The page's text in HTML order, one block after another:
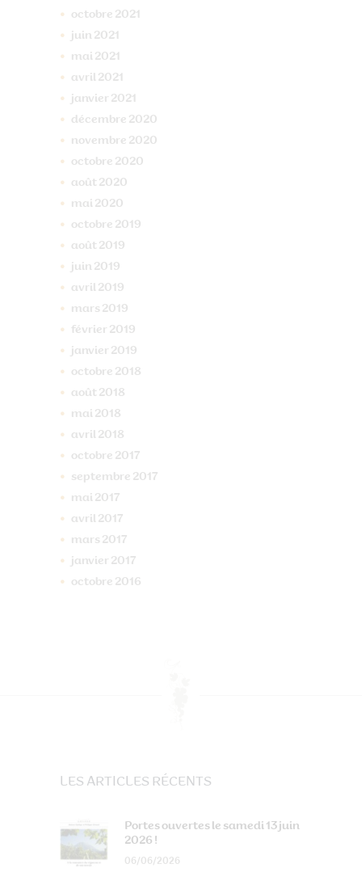
octobre 2021
juin 2021
mai 2021
avril 2021
janvier 2021
décembre 2020
novembre 2020
octobre 2020
août 2020
mai 2020
octobre 2019
août 2019
juin 2019
avril 2019
mars 2019
février 2019
janvier 2019
octobre 2018
août 2018
mai 2018
avril 2018
octobre 2017
septembre 2017
mai 2017
avril 2017
mars 2017
janvier 2017
octobre 2016
LES ARTICLES RÉCENTS
Portes ouvertes le samedi 13 juin
2026 !
06/06/2026